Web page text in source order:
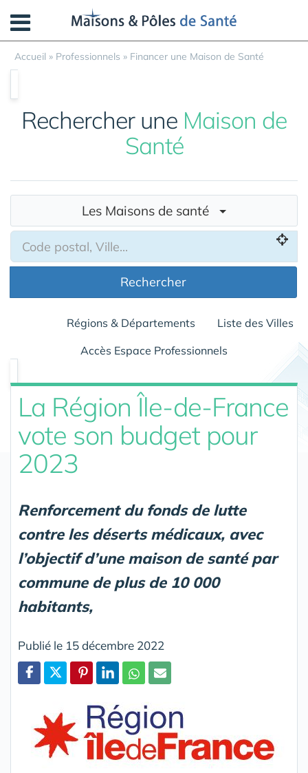
Accueil » Professionnels » Financer une Maison de Santé
Rechercher une Maison de
Santé
Les Maisons de santé
Rechercher
Régions & Départements
Liste des Villes
Accès Espace Professionnels
La Région Île-de-France
vote son budget pour
2023
Renforcement du fonds de lutte
contre les déserts médicaux, avec
l’objectif d’une maison de santé par
commune de plus de 10 000
habitants,
Publié le 15 décembre 2022
Panneau de gestion des cookies